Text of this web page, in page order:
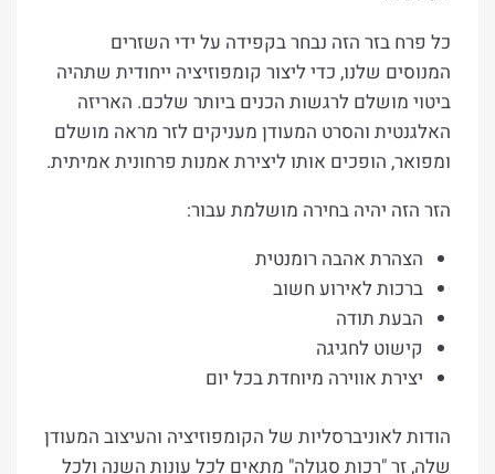
כל פרח בזר הזה נבחר בקפידה על ידי השזרים
המנוסים שלנו, כדי ליצור קומפוזיציה ייחודית שתהיה
ביטוי מושלם לרגשות הכנים ביותר שלכם. האריזה
האלגנטית והסרט המעודן מעניקים לזר מראה מושלם
ומפואר, הופכים אותו ליצירת אמנות פרחונית אמיתית.
הזר הזה יהיה בחירה מושלמת עבור:
הצהרת אהבה רומנטית
ברכות לאירוע חשוב
הבעת תודה
קישוט לחגיגה
יצירת אווירה מיוחדת בכל יום
הודות לאוניברסליות של הקומפוזיציה והעיצוב המעודן
שלה, זר "רכות סגולה" מתאים לכל עונות השנה ולכל